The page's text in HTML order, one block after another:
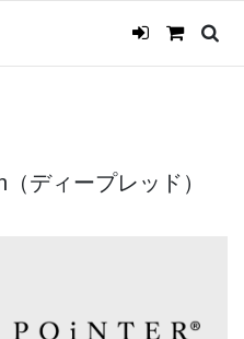
ディープレッド）